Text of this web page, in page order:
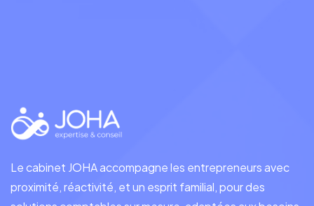
Le cabinet JOHA accompagne les entrepreneurs avec
proximité, réactivité, et un esprit familial, pour des